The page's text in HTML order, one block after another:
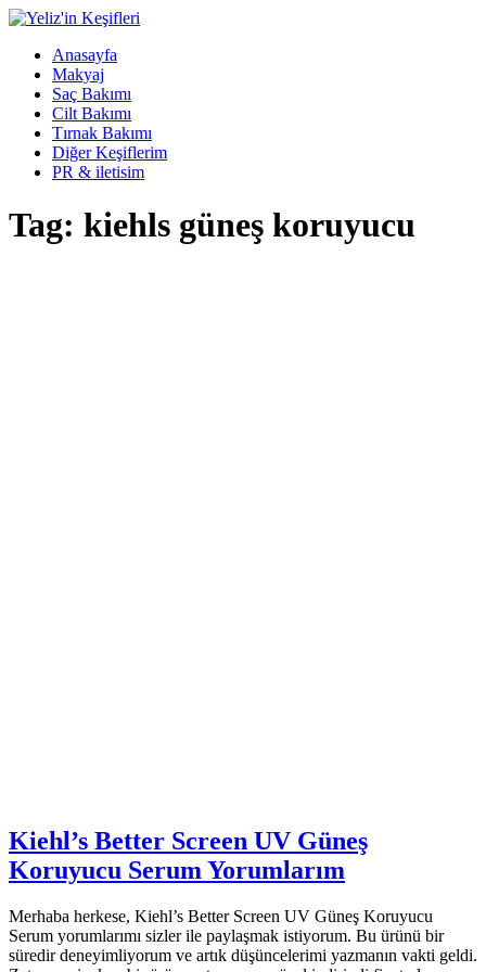
Anasayfa
Makyaj
Saç Bakımı
Cilt Bakımı
Tırnak Bakımı
Diğer Keşiflerim
PR & iletisim
Tag: kiehls güneş koruyucu
Kiehl’s Better Screen UV Güneş
Koruyucu Serum Yorumlarım
Merhaba herkese, Kiehl’s Better Screen UV Güneş Koruyucu
Serum yorumlarımı sizler ile paylaşmak istiyorum. Bu ürünü bir
süredir deneyimliyorum ve artık düşüncelerimi yazmanın vakti geldi.